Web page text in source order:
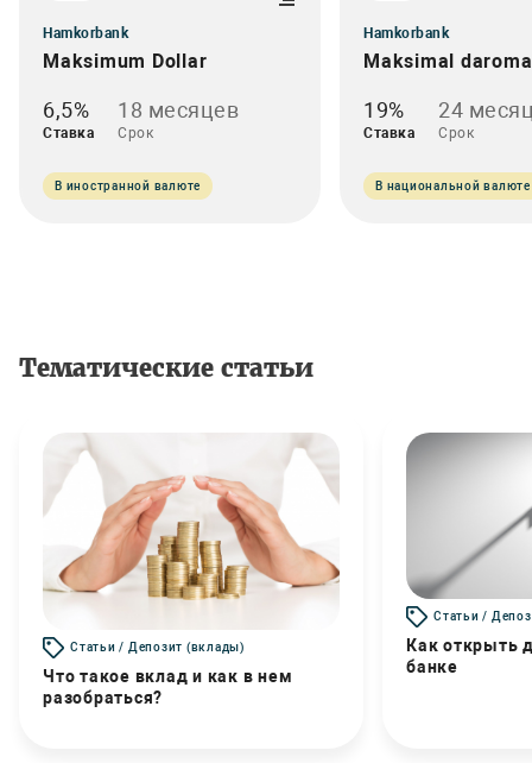
Hamkorbank
Maksimum Dollar
6,5%
Ставка
18 месяцев
Срок
В иностранной валюте
Hamkorbank
Maksimal
19%
Ставка
24
Срок
В национальной валюте
Тематические статьи
Статьи / Депозит (вклады)
Что такое вклад и как в нем
разобраться?
Статьи /
Как открыть
банке